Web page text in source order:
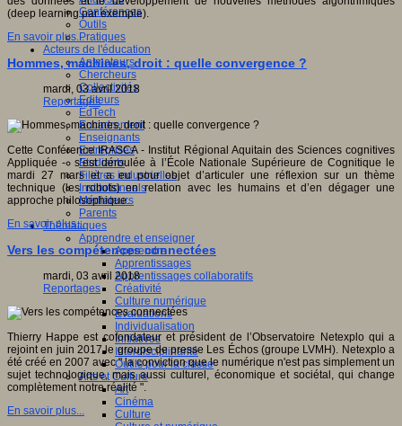
Conférences
Outils
Pratiques
Acteurs de l'éducation
Animateurs
Chercheurs
Collectivités
Editeurs
EdTech
Encadrement
Enseignants
Entreprises
Etudiants
Filières industrielles
Institutionnels
Médiateurs
Parents
Thématiques
Apprendre et enseigner
Apprendre
Apprentissages
Apprentissages collaboratifs
Créativité
Culture numérique
Evaluations
Individualisation
Initiatives
Interdisciplinarité
Outils pour la classe
Arts et Culture
Art
Cinéma
Culture
(deep learning par exemple).
En savoir plus...
Hommes, machines, droit : quelle convergence ?
mardi, 03 avril 2018
Reportages
Cette Conférence IRASCA - Institut Régional Aquitain des Sciences cognitives
Appliquée - s’est déroulée à l’École Nationale Supérieure de Cognitique le
mardi 27 mars et a eu pour objet d’articuler une réflexion sur un thème
technique (les robots) en relation avec les humains et d’en dégager une
approche philosophique.
En savoir plus...
Vers les compétences connectées
mardi, 03 avril 2018
Reportages
Thierry Happe est cofondateur et président de l’Observatoire Netexplo qui a
rejoint en juin 2017 le groupe de presse Les Échos (groupe LVMH). Netexplo a
été créé en 2007 avec " la conviction que le numérique n'est pas simplement un
sujet technologique, mais aussi culturel, économique et sociétal, qui change
complètement notre réalité ".
En savoir plus...